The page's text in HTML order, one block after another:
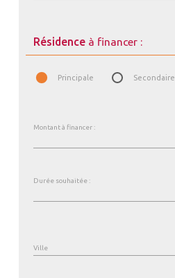
Résidenceà financer :
Principale Secondaire
Montant à financer :
Durée souhaitée :
Ville